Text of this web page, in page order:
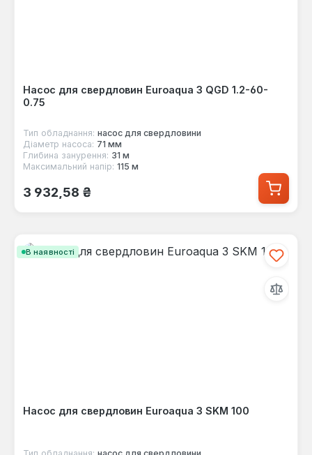
Насос для свердловин Euroaqua 3 QGD 1.2-60-
0.75
Тип обладнання: насос для свердловини
Діаметр насоса: 71 мм
Глибина занурення: 31 м
Максимальний напір: 115 м
Звичайна ціна:
3 932,58 ₴
В наявності
Насос для свердловин Euroaqua 3 SKM 100